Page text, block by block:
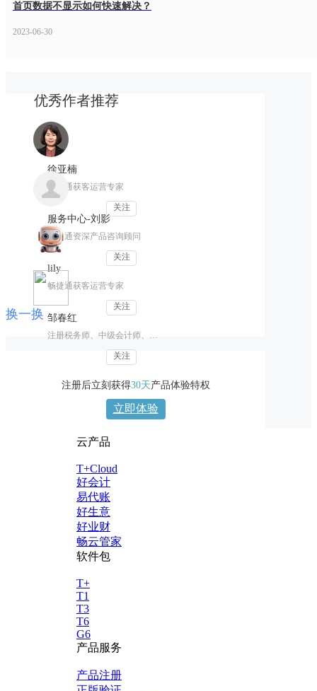
首页数据不显示如何快速解决？
2023-06-30
优秀作者推荐
徐亚楠
畅捷通获客运营专家
关注
服务中心-刘影
畅捷通资深产品咨询顾问
关注
lily
畅捷通获客运营专家
关注
邹春红
注册税务师、中级会计师、财税讲师
关注
换一换
注册后立刻获得30天产品体验特权
立即体验
云产品
T+Cloud
好会计
易代账
好生意
好业财
畅云管家
软件包
T+
T1
T3
T6
G6
产品服务
产品注册